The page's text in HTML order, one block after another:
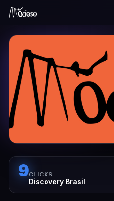
9CLICKS
Discovery Brasil